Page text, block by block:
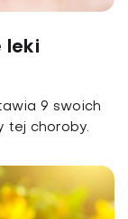
leki
9 swoich
tej choroby.